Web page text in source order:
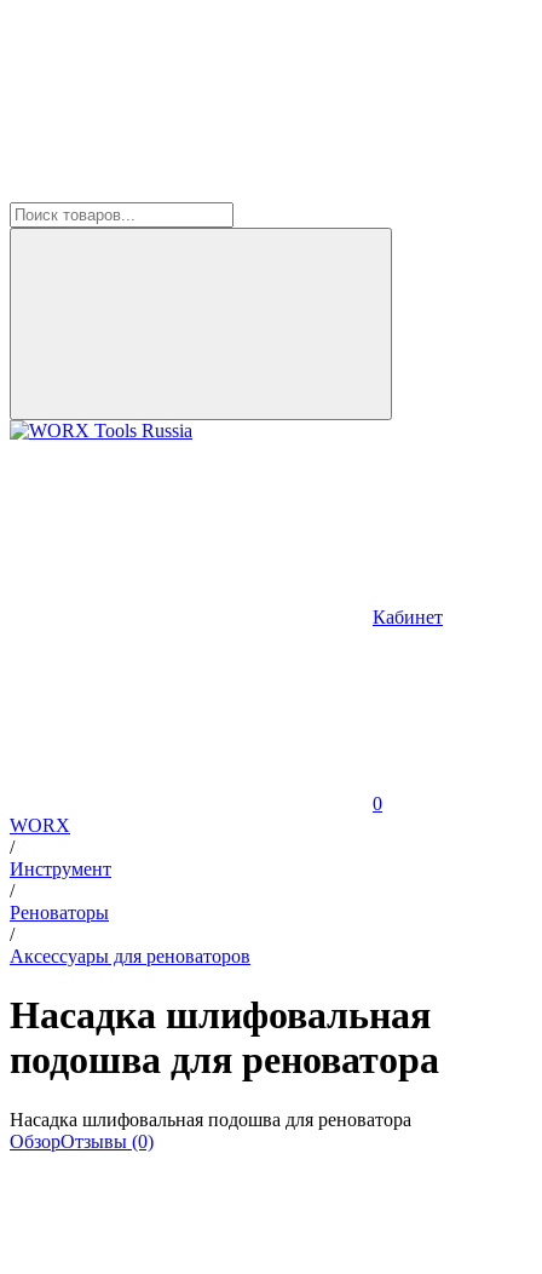
Кабинет
0
WORX
/
Инструмент
/
Реноваторы
/
Аксессуары для реноваторов
Насадка шлифовальная
подошва для реноватора
Насадка шлифовальная подошва для реноватора
ОбзорОтзывы (0)